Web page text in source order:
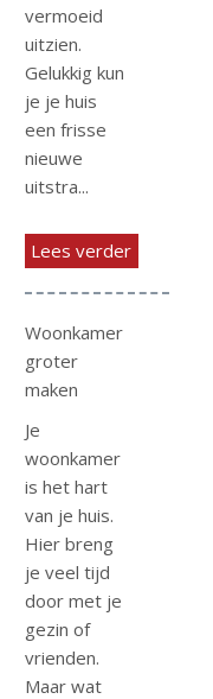
vermoeid
uitzien.
Gelukkig kun
je je huis
een frisse
nieuwe
uitstra...
Lees verder
Woonkamer
groter
maken
Je
woonkamer
is het hart
van je huis.
Hier breng
je veel tijd
door met je
gezin of
vrienden.
Maar wat